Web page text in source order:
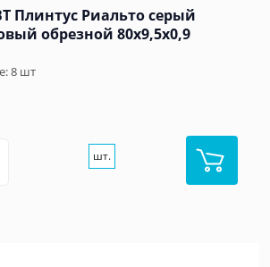
Плинтус Риальто серый
обрезной 80x9,5x0,9
8 шт
шт.